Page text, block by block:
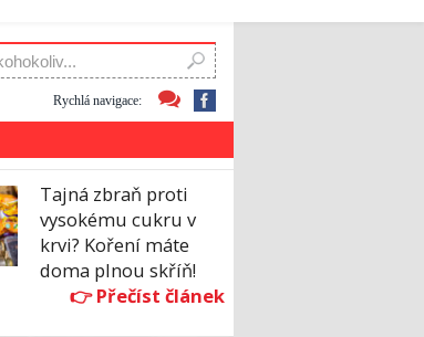
Rychlá navigace:
Tajná zbraň proti
vysokému cukru v
krvi? Koření máte
doma plnou skříň!